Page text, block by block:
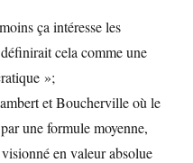
ça intéresse les
cela comme une
»;
et Boucherville où le
une formule moyenne,
en valeur absolue